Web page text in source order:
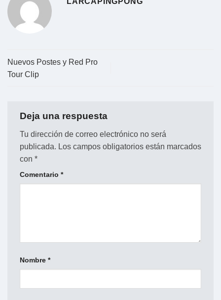
Nuevos Postes y Red Pro
Tour Clip
Deja una respuesta
Tu dirección de correo electrónico no será
publicada. Los campos obligatorios están marcados
con *
Comentario *
Nombre *